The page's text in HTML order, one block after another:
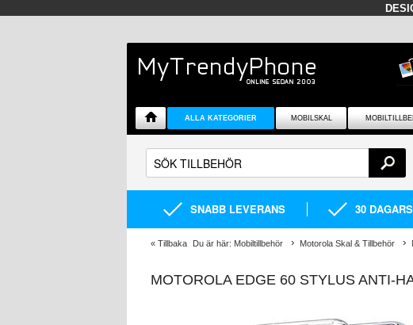
ALLA KATEGORIER MOBILSKAL
SNABB LEVERANS 30
« Tillbaka Du är här: Mobiltillbehör Motorola Skal & Tillbehör
MOTOROLA EDGE 60 STYLUS ANTI-